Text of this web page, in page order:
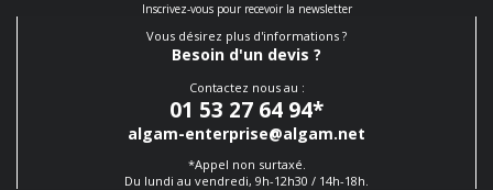
Inscrivez-vous pour recevoir la newsletter
Vous désirez plus d'informations ?
Besoin d'un devis ?
Contactez nous au :
01 53 27 64 94*
algam-enterprise@algam.net
*Appel non surtaxé.
Du lundi au vendredi, 9h-12h30 / 14h-18h.